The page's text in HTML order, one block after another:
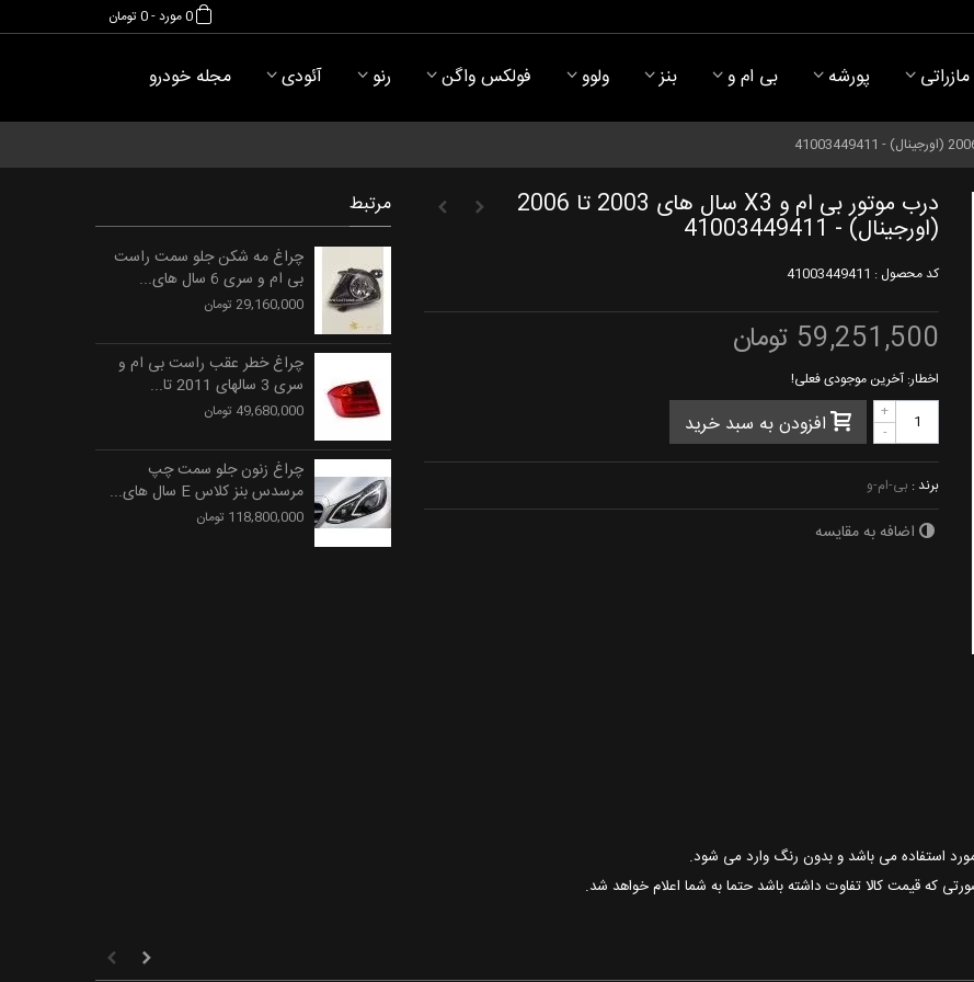
0مورد-0 تومان
مازراتی پورشه بی ام و بنز ولوو فولکس واگن رنو آئودی مجله خودرو
درب موتور بی ام و X3 سال های 2003 تا 2006
(اورجینال) - 41003449411
کد محصول : 41003449411
59,251,500 تومان
اخطار: آخرین موجودی فعلی!
-
+ افزودن به سبد خرید
برند : بی-ام-و
اضافه به مقایسه
مرتبط
چراغ مه شکن جلو سمت راست
بی ام و سری 6 سال های...
29,160,000 تومان
چراغ خطر عقب راست بی ام و
سری 3 سالهای 2011 تا...
49,680,000 تومان
چراغ زنون جلو سمت چپ
مرسدس بنز کلاس E سال های...
118,800,000 تومان
که قیمت کالا تفاوت داشته باشد حتما به شما اعلام خواهد شد.